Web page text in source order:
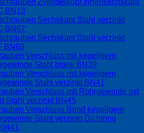
BN13
Sechskant Stahl verzinkt
BN67
Sechskant Stahl verzinkt
BN69
Verschluss mit kegeligem
Stahl blank BN39
Verschluss mit kegeligem
Stahl verzinkt BN41
Verschluss mit Rohrgewinde mit
Stahl verzinkt BN45
Verschluss Bund kegeligem
Stahl verzinkt Dichtring